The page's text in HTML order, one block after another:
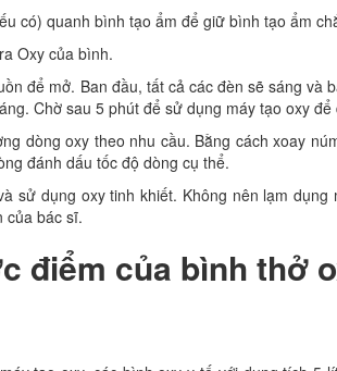
có) quanh bình tạo ẩm để giữ bình tạo ẩm
Oxy của bình.
để mở. Ban đầu, tất cả các đèn sẽ sáng và
Chờ sau 5 phút để sử dụng máy tạo oxy
dòng oxy theo nhu cầu. Bằng cách xoay
đánh dấu tốc độ dòng cụ thể.
sử dụng oxy tinh khiết. Không nên lạm
của bác sĩ.
điểm của bình thở